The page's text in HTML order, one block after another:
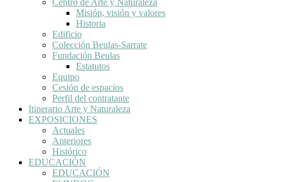
Centro de Arte y Naturaleza
Misión, visión y valores
Historia
Edificio
Colección Beulas-Sarrate
Fundación Beulas
Estatutos
Equipo
Cesión de espacios
Perfil del contratante
Itinerario Arte y Naturaleza
EXPOSICIONES
Actuales
Anteriores
Histórico
EDUCACIÓN
EDUCACIÓN